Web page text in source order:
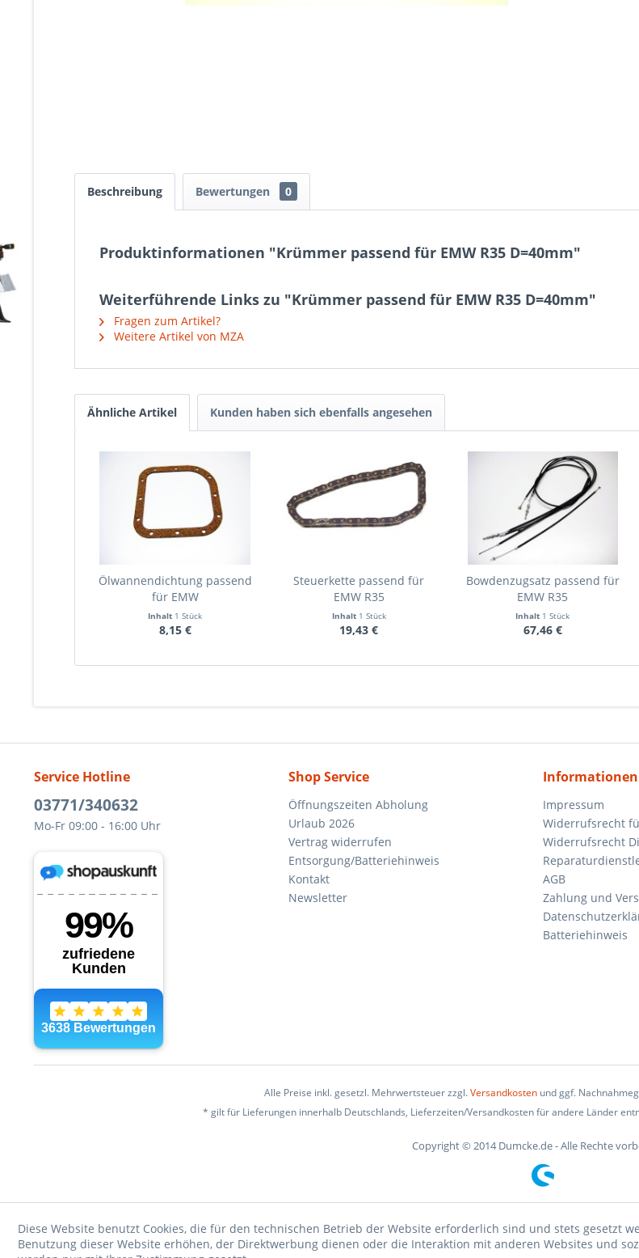
Beschreibung Bewertungen 0
Produktinformationen "Krümmer passend für EMW R35 D=40mm"
Weiterführende Links zu "Krümmer passend für EMW R35 D=40mm"
Fragen zum Artikel?
Weitere Artikel von MZA
Ähnliche Artikel Kunden haben sich ebenfalls angesehen
Ölwannendichtung passend
für EMW
Inhalt 1 Stück
8,15 €
Steuerkette passend für
EMW R35
Inhalt 1 Stück
19,43 €
Bowdenzugsatz passend für
EMW R35
Inhalt 1 Stück
67,46 €
Service Hotline
03771/340632
Mo-Fr 09:00 - 16:00 Uhr
Shop Service
Öffnungszeiten Abholung
Urlaub 2026
Vertrag widerrufen
Entsorgung/Batteriehinweis
Kontakt
Newsletter
Informationen
Impressum
Widerrufsrecht
Widerrufsrecht
AGB
Zahlung und
Batteriehinweis
Alle Preise inkl. gesetzl. Mehrwertsteuer zzgl.Versandkostenund ggf.
* gilt für Lieferungen innerhalb Deutschlands, Lieferzeiten/Versandkosten für andere Länder
Copyright © 2014 Dumcke.de - Alle Rechte
Diese Website benutzt Cookies, die für den technischen Betrieb der Website erforderlich sind und stets gesetzt
Benutzung dieser Website erhöhen, der Direktwerbung dienen oder die Interaktion mit anderen Websites und